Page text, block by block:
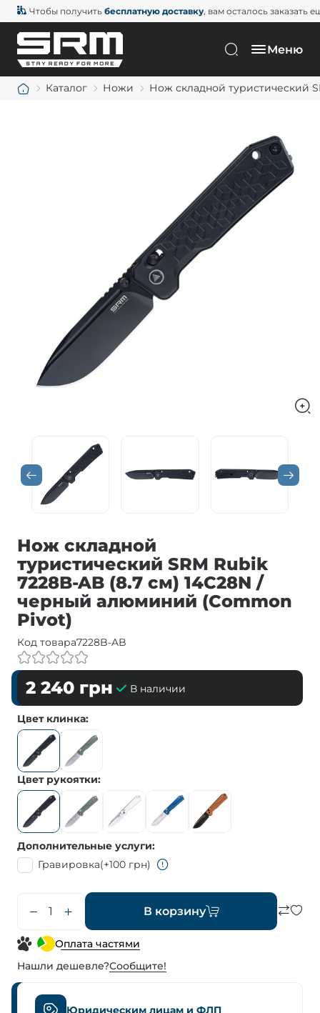
Чтобы получить бесплатную доставку, вам осталось заказать
Меню
Каталог Ножи Нож складной туристический
Нож складной
туристический SRM Rubik
7228B-AB (8.7 см) 14C28N /
черный алюминий (Common
Pivot)
Код товара7228B-AB
2 240 грн В наличии
Цвет клинка
Цвет рукоятки
Дополнительные услуги
Гравировка(+100 грн)
В корзину
Оплата частями
Нашли дешевле?Сообщите!
Юридическим лицам и ФЛП